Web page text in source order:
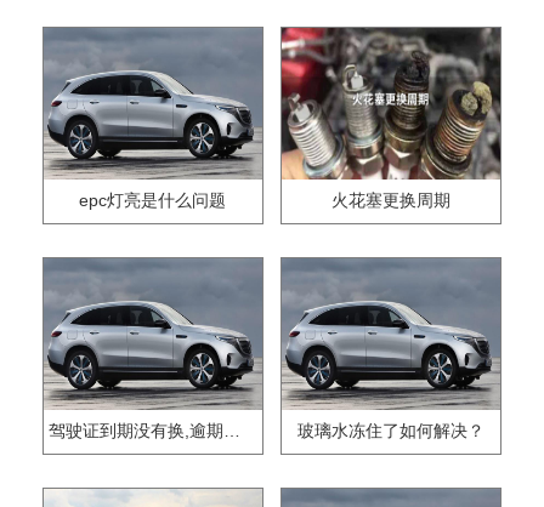
epc灯亮是什么问题 火花塞更换周期
驾驶证到期没有换,逾期怎么办?? 玻璃水冻住了如何解决？